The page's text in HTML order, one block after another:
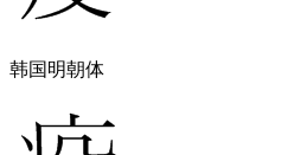
韩国明朝体